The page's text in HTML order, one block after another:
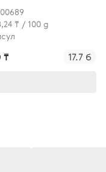
₸ / 100 g
₸ 17.7 б